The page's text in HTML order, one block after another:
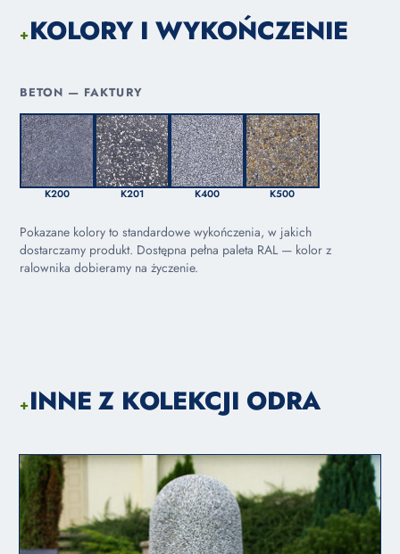
+KOLORY I WYKOŃCZENIE
BETON — FAKTURY
K200 K201 K400 K500
Pokazane kolory to standardowe wykończenia, w jakich
dostarczamy produkt. Dostępna pełna paleta RAL — kolor z
ralownika dobieramy na życzenie.
+INNE Z KOLEKCJI ODRA